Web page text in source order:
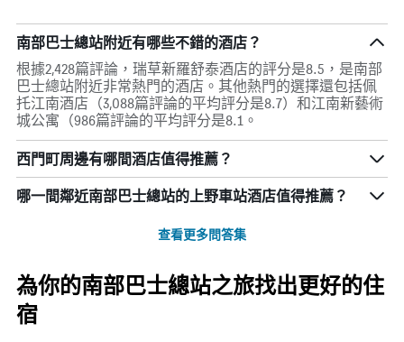
南部巴士總站附近有哪些不錯的酒店？
根據2,428篇評論，瑞草新羅舒泰酒店的評分是8.5，是南部
巴士總站附近非常熱門的酒店。其他熱門的選擇還包括佩
托江南酒店（3,088篇評論的平均評分是8.7）和江南新藝術
城公寓（986篇評論的平均評分是8.1。
西門町周邊有哪間酒店值得推薦？
哪一間鄰近南部巴士總站的上野車站酒店值得推薦？
查看更多問答集
為你的南部巴士總站之旅找出更好的住
宿